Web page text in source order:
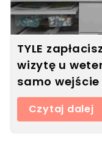
TYLE
wizytę u
samo
Czytaj dalej